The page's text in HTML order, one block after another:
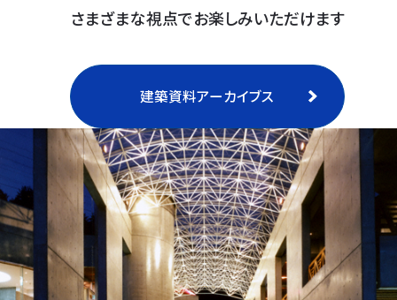
さまざまな視点でお楽しみいただけます
建築資料アーカイブス